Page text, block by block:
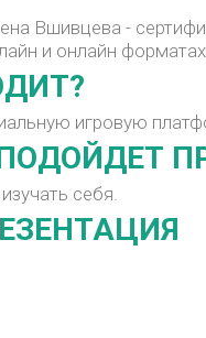
Вшивцева -
и онлайн
игровую
себя.